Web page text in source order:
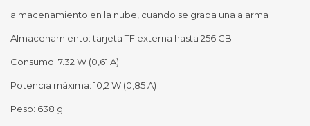
almacenamiento en la nube, cuando se graba una alarma
Almacenamiento: tarjeta TF externa hasta 256 GB
Consumo: 7.32 W (0,61 A)
Potencia máxima: 10,2 W (0,85 A)
Peso: 638 g